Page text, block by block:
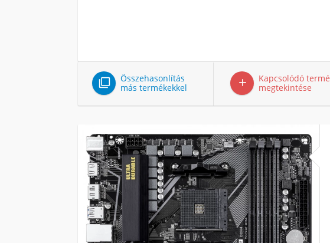

Összehasonlítás
más termékekkel

Kapcsolódó
megtekintése